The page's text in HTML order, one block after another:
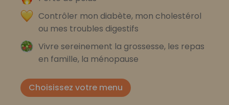
Contrôler mon diabète, mon cholestérol
ou mes troubles digestifs
Vivre sereinement la grossesse, les repas
en famille, la ménopause
Choisissez votre menu